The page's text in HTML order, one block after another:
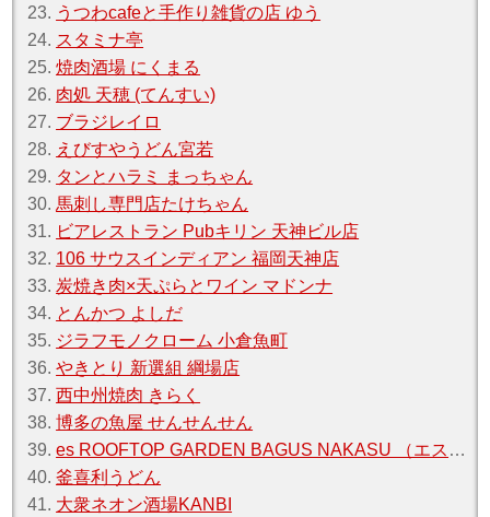
23. うつわcafeと手作り雑貨の店 ゆう
24. スタミナ亭
25.焼肉酒場 にくまる
26. 肉処 天穂 (てんすい)
27. ブラジレイロ
28. えびすやうどん宮若
29. タンとハラミ まっちゃん
30. 馬刺し専門店たけちゃん
31. ビアレストラン Pubキリン 天神ビル店
32. 106 サウスインディアン 福岡天神店
33. 炭焼き肉×天ぷらとワイン マドンナ
34. とんかつ よしだ
35. ジラフモノクローム 小倉魚町
36.やきとり 新選組 綱場店
37.西中州焼肉 きらく
38.博多の魚屋 せんせんせん
39.es ROOFTOP GARDEN BAGUS NAKASU （エス ルーフトップガーデン バグース）
40.釜喜利うどん
41. 大衆ネオン酒場KANBI